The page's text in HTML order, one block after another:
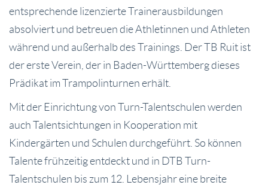
entsprechende lizenzierte Trainerausbildungen
absolviert und betreuen die Athletinnen und Athleten
während und außerhalb des Trainings. Der TB Ruit ist
der erste Verein, der in Baden-Württemberg dieses
Prädikat im Trampolinturnen erhält.
Mit der Einrichtung von Turn-Talentschulen werden
auch Talentsichtungen in Kooperation mit
Kindergärten und Schulen durchgeführt. So können
Talente frühzeitig entdeckt und in DTB Turn-
Talentschulen bis zum 12. Lebensjahr eine breite